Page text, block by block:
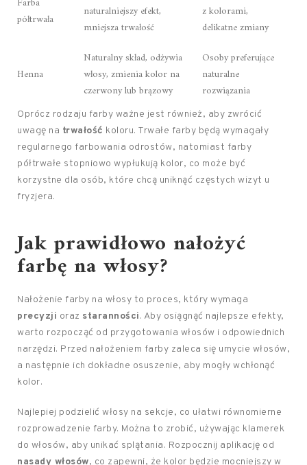
półtrwała
naturalniejszy efekt,
mniejsza trwałość
z kolorami,
delikatne zmiany
Henna
Naturalny skład, odżywia
włosy, zmienia kolor na
czerwony lub brązowy
Osoby preferujące
naturalne
rozwiązania
Oprócz rodzaju farby ważne jest również, aby zwrócić
uwagę na trwałość koloru. Trwałe farby będą wymagały
regularnego farbowania odrostów, natomiast farby
półtrwałe stopniowo wypłukują kolor, co może być
korzystne dla osób, które chcą uniknąć częstych wizyt u
fryzjera.
Jak prawidłowo nałożyć
farbę na włosy?
Nałożenie farby na włosy to proces, który wymaga
precyzji oraz staranności. Aby osiągnąć najlepsze efekty,
warto rozpocząć od przygotowania włosów i odpowiednich
narzędzi. Przed nałożeniem farby zaleca się umycie włosów,
a następnie ich dokładne osuszenie, aby mogły wchłonąć
kolor.
Najlepiej podzielić włosy na sekcje, co ułatwi równomierne
rozprowadzenie farby. Można to zrobić, używając klamerek
do włosów, aby unikać splątania. Rozpocznij aplikację od
nasady włosów, co zapewni, że kolor będzie mocniejszy w